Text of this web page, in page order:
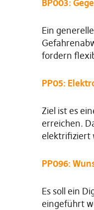
BP003:
Ein
fordern
PP05:
Ziel ist es
erreichen.
elektrifiziert
PP096:
Es soll ein
eingeführt